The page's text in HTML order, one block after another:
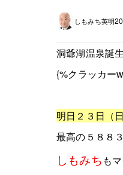
しもみち英明
洞爺湖温泉誕
{%クラッカー
明日２３日（
最高の５８８
しもみち も